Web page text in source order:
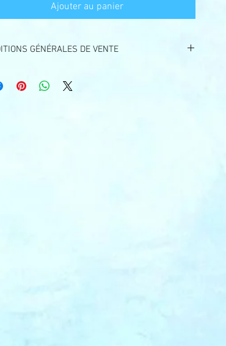
Ajouter au panier
GÉNÉRALES DE VENTE
plus remboursables. Cependant, si vous nous